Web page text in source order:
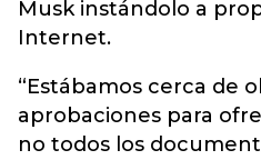
Musk instándolo a
Internet.
“Estábamos cerca de
aprobaciones para
no todos los